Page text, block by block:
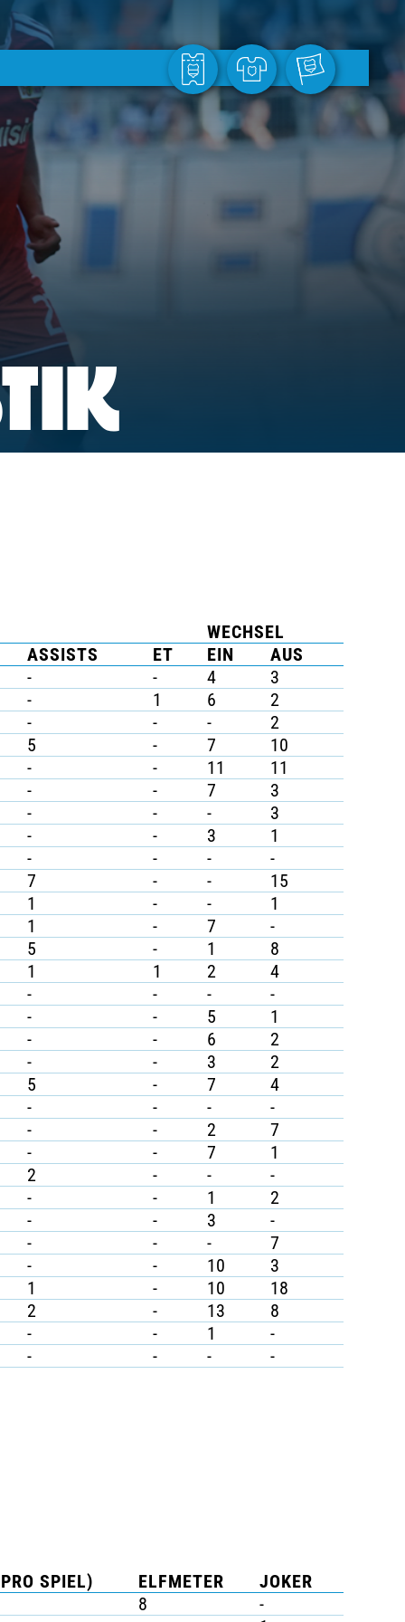
WECHSEL
ASSISTS
ET EIN
AUS
-
- 4
3
-
1 6
2
-
- -
2
5
- 7
10
-
- 11
11
-
- 7
3
-
- -
3
-
- 3
1
-
- -
-
7
- -
15
1
- -
1
1
- 7
-
5
- 1
8
1
1 2
4
-
- -
-
-
- 5
1
-
- 6
2
-
- 3
2
5
- 7
4
-
- -
-
-
- 2
7
-
- 7
1
2
- -
-
-
- 1
2
-
- 3
-
-
- -
7
-
- 10
3
1
- 10
18
2
- 13
8
-
- 1
-
-
- - -
SPIEL) ELFMETER
JOKER
8
-